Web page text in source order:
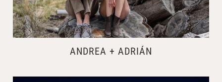
ANDREA + ADRIÁN